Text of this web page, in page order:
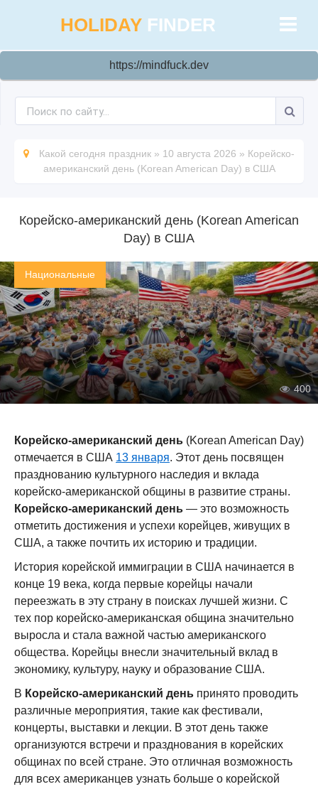
HOLIDAY FINDER
https://mindfuck.dev
Какой сегодня праздник » 10 августа 2026 » Корейско-
американский день (Korean American Day) в США
Корейско-американский день (Korean American
Day) в США
Национальные
400
Корейско-американский день (Korean American Day)
отмечается в США 13 января. Этот день посвящен
празднованию культурного наследия и вклада
корейско-американской общины в развитие страны.
Корейско-американский день — это возможность
отметить достижения и успехи корейцев, живущих в
США, а также почтить их историю и традиции.
История корейской иммиграции в США начинается в
конце 19 века, когда первые корейцы начали
переезжать в эту страну в поисках лучшей жизни. С
тех пор корейско-американская община значительно
выросла и стала важной частью американского
общества. Корейцы внесли значительный вклад в
экономику, культуру, науку и образование США.
В Корейско-американский день принято проводить
различные мероприятия, такие как фестивали,
концерты, выставки и лекции. В этот день также
организуются встречи и празднования в корейских
общинах по всей стране. Это отличная возможность
для всех американцев узнать больше о корейской